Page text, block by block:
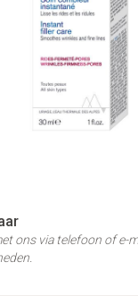
ons via telefoon of e-